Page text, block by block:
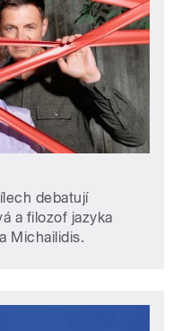
debatují
a filozof jazyka
Michailidis.